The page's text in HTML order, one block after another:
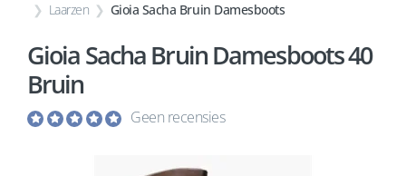
Laarzen
Gioia Sacha Bruin Damesboots
Gioia Sacha Bruin Damesboots 40
Bruin
Geen recensies